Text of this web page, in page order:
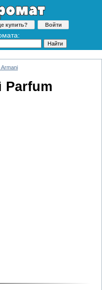
купить? Войти
Armani
Parfum